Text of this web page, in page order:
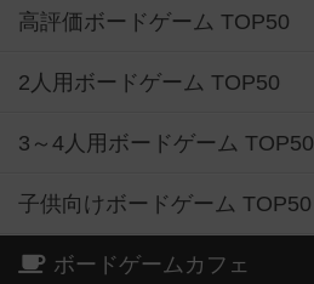
高評価ボードゲーム TOP50
2人用ボードゲーム TOP50
3～4人用ボードゲーム TOP50
子供向けボードゲーム TOP50
ボードゲームカフェ